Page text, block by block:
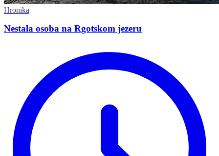
Hronika
Nestala osoba na Rgotskom jezeru